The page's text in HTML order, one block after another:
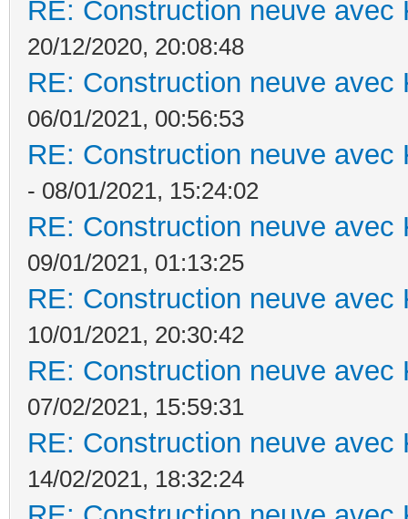
RE: Construction neuve avec
20/12/2020, 20:08:48
RE: Construction neuve avec
06/01/2021, 00:56:53
RE: Construction neuve avec
- 08/01/2021, 15:24:02
RE: Construction neuve avec
09/01/2021, 01:13:25
RE: Construction neuve avec
10/01/2021, 20:30:42
RE: Construction neuve avec
07/02/2021, 15:59:31
RE: Construction neuve avec
14/02/2021, 18:32:24